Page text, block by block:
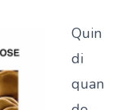
Quin
di
quan